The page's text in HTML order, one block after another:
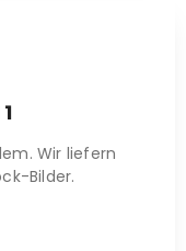
Wir liefern
Bilder.